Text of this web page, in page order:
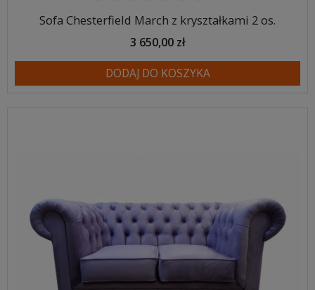
Sofa Chesterfield March z kryształkami 2 os.
3 650,00 zł
DODAJ DO KOSZYKA